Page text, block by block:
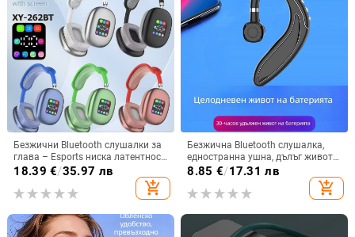
Безжични Bluetooth слушалки за
глава – Esports ниска латентност,
Bluetooth 5.3, обхват 10 м,
батерия 4–8 ч, двустранно
стерео
18.39 €/35.97 лв
add_shopping_cart
Безжична Bluetooth слушалка,
едностранна ушна, дълъг живот
на батерията, Bluetooth 5.3,
водоустойчива, обхват 15 m,
спортен стил
8.85 €/17.31 лв
add_shopping_cart